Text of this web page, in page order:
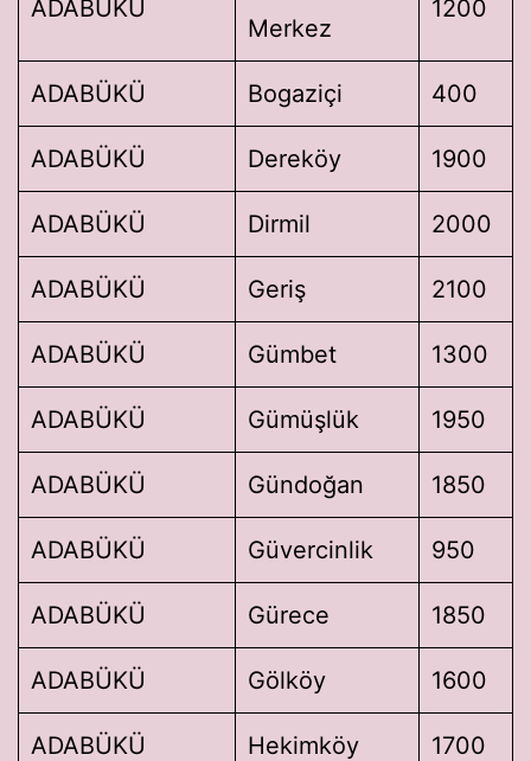
ADABÜKÜ
Merkez
1200
ADABÜKÜ Bogaziçi 400
ADABÜKÜ Dereköy 1900
ADABÜKÜ Dirmil 2000
ADABÜKÜ Geriş 2100
ADABÜKÜ Gümbet 1300
ADABÜKÜ Gümüşlük 1950
ADABÜKÜ Gündoğan 1850
ADABÜKÜ Güvercinlik 950
ADABÜKÜ Gürece 1850
ADABÜKÜ Gölköy 1600
ADABÜKÜ Hekimköy 1700